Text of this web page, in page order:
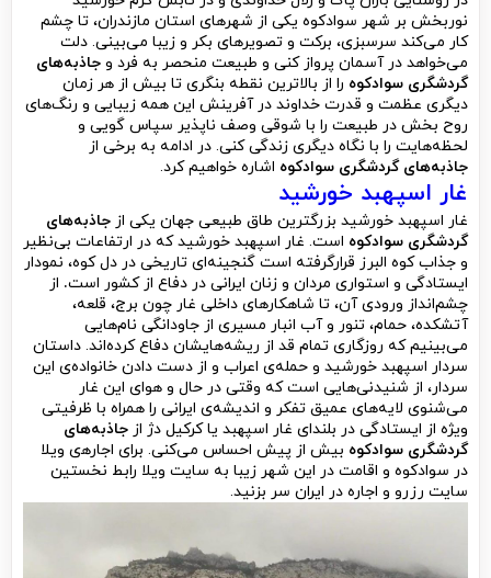
نوربخش بر شهر سوادکوه یکی از شهرهای استان مازندران، تا چشم
کار می‌کند سرسبزی، برکت و تصویرهای بکر و زیبا می‌بینی. دلت
می‌خواهد در آسمان پرواز کنی و طبیعت منحصر به فرد و جاذبه‌های
گردشگری سوادکوه را از بالاترین نقطه بنگری تا بیش از هر زمان
دیگری عظمت و قدرت خداوند در آفرینش این همه زیبایی و رنگ‌های
روح بخش در طبیعت را با شوقی وصف ناپذیر سپاس گویی و
لحظه‌هایت را با نگاه دیگری زندگی کنی. در ادامه به برخی از
جاذبه‌های گردشگری سوادکوه اشاره خواهیم کرد.
غار اسپهبد خورشید
غار اسپهبد خورشید بزرگترین طاق طبیعی جهان یکی از جاذبه‌های
گردشگری سوادکوه است. غار اسپهبد خورشید که در ارتفاعات بی‌نظیر
و جذاب کوه البرز قرارگرفته است گنجینه‌ای تاریخی در دل کوه، نمودار
ایستادگی و استواری مردان و زنان ایرانی در دفاع از کشور است. از
چشم‌انداز ورودی آن، تا شاهکارهای داخلی غار چون برج، قلعه،
آتشکده، حمام، تنور و آب انبار مسیری از جاودانگی نام‌هایی
می‌بینیم که روزگاری تمام قد از ریشه‌هایشان دفاع کرده‌اند. داستان
سردار اسپهبد خورشید و حمله‌ی اعراب و از دست دادن خانواده‌ی این
سردار، از شنیدنی‌هایی است که وقتی در حال و هوای این غار
می‌شنوی لایه‌های عمیق تفکر و اندیشه‌ی ایرانی را همراه با ظرفیتی
ویژه از ایستادگی در بلندای غار اسپهبد یا کرکیل دژ از جاذبه‌های
گردشگری سوادکوه بیش از پیش احساس می‌کنی. برای اجاره‍‌ی ویلا
در سوادکوه و اقامت در این شهر زیبا به سایت ویلا رابط نخستین
سایت رزرو و اجاره در ایران سر بزنید.